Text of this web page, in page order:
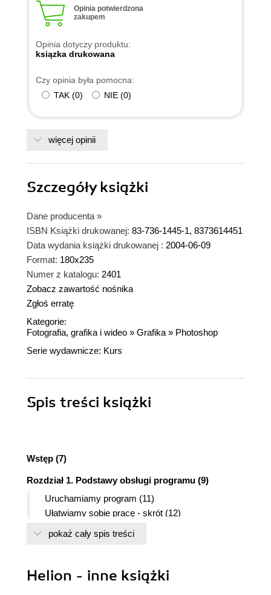
Opinia potwierdzona
zakupem
Opinia dotyczy produktu:
ksiązka drukowana
Czy opinia była pomocna:
TAK (0) NIE (0)
więcej opinii
Szczegółyksiążki
Dane producenta »
ISBN Książki drukowanej: 83-736-1445-1, 8373614451
Data wydania książki drukowanej : 2004-06-09
Format: 180x235
Numer z katalogu: 2401
Zobacz zawartość nośnika
Zgłoś erratę
Kategorie:
Fotografia, grafika i wideo » Grafika » Photoshop
Serie wydawnicze: Kurs
Spis treści książki
Wstęp (7)
Rozdział 1. Podstawy obsługi programu (9)
Uruchamiamy program (11)
Ułatwiamy sobie pracę - skrót (12)
Ekran powitalny programu (14)
Okno programu (17)
Zamykanie programu (24)
pokaż cały spis treści
Helion - inne książki